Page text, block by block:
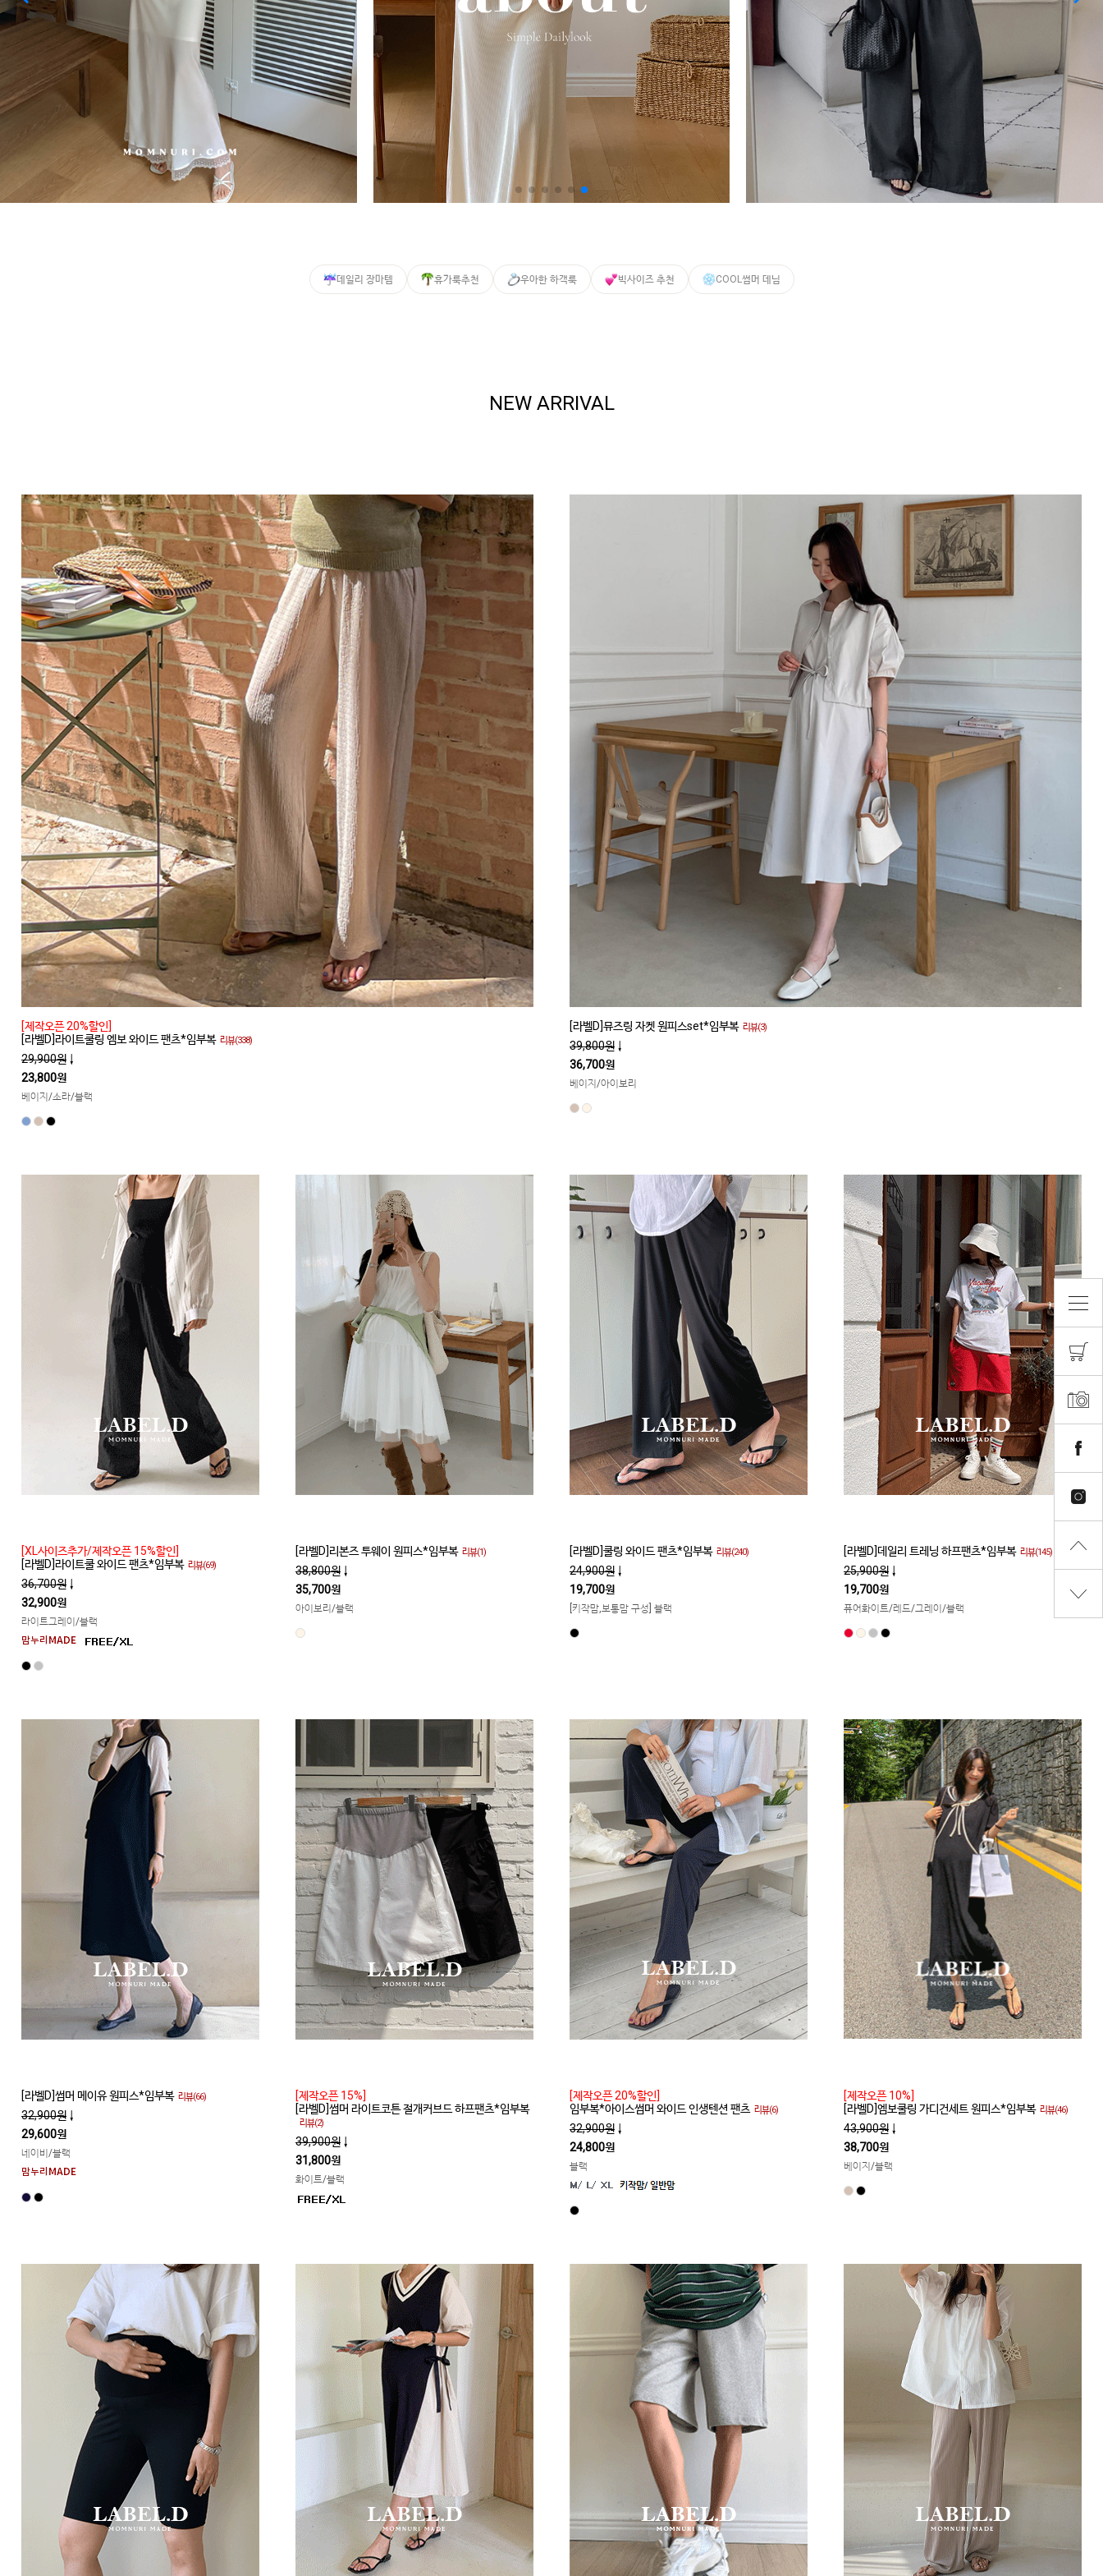
커뮤니티
맘누리뉴스
다이어리
리얼체험단모집
만삭사진컨테스트
로그인
회원가입
마이페이지
장바구니
개인결제
데일리 장마템 휴가룩추천 우아한 하객룩 빅사이즈 추천 COOL썸머 데님
NEW ARRIVAL
[제작오픈 20%할인]
[라벨D]라이트쿨링 엠보 와이드 팬츠*임부복 리뷰(338)
29,900원 ↓
23,800원
베이지/소라/블랙
[라벨D]뮤즈링 자켓 원피스set*임부복 리뷰(3)
39,800원 ↓
36,700원
베이지/아이보리
[XL사이즈추가/제작오픈 15%할인]
[라벨D]라이트쿨 와이드 팬츠*임부복 리뷰(69)
36,700원 ↓
32,900원
라이트그레이/블랙
[라벨D]리본즈 투웨이 원피스*임부복 리뷰(1)
38,800원 ↓
35,700원
아이보리/블랙
[라벨D]쿨링 와이드 팬츠*임부복 리뷰(240)
24,900원 ↓
19,700원
[키작맘,보통맘 구성] 블랙
[라벨D]데일리 트레닝 하프팬츠*임부복 리뷰(145)
25,900원 ↓
19,700원
퓨어화이트/레드/그레이/블랙
[라벨D]썸머 메이유 원피스*임부복 리뷰(66)
32,900원 ↓
29,600원
네이비/블랙
[제작오픈 15%]
[라벨D]썸머 라이트코튼 절개커브드 하프팬츠*임부복
리뷰(2)
39,900원 ↓
31,800원
화이트/블랙
[제작오픈 20%할인]
임부복*아이스썸머 와이드 인생텐션 팬츠 리뷰(6)
32,900원 ↓
24,800원
블랙
[제작오픈 10%]
[라벨D]엠보쿨링 가디건세트 원피스*임부복 리뷰(46)
43,900원 ↓
38,700원
베이지/블랙